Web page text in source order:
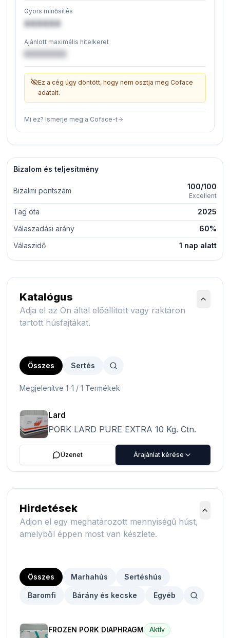
Katalógus
Adja el az Ön által előállított vagy raktáron
tartott húsfajtákat.
Összes Sertés
Megjelenítve 1-1 / 1 Termékek
Lard
PORK LARD PURE EXTRA 10 Kg. Ctn.
Üzenet Árajánlat kérése
Hirdetések
Adjon el egy meghatározott mennyiségű húst,
amelyből éppen most van készlete.
Összes Marhahús Sertéshús
Baromfi Bárány és kecske Egyéb
FROZEN PORK DIAPHRAGM Aktív
Gyors minősítés
XXXXXX
Ajánlott maximális hitelkeret
Ez a cég úgy döntött, hogy nem osztja meg Coface
adatait.
Mi ez? Ismerje meg a Coface-t
Bizalom és teljesítmény
Bizalmi pontszám 100/100
Excellent
Tag óta
2025
Válaszadási arány
60%
Válaszidő
1 nap alatt